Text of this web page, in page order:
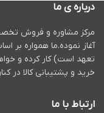
درباره ی ما
آغاز نموده.ما همواره
تعهد است) کار کرده و
خرید و پشتیبانی کالا در
ارتباط با ما